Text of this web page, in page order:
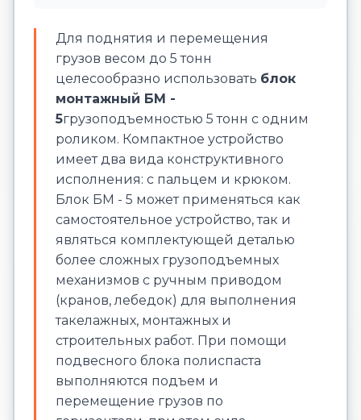
Для поднятия и перемещения
грузов весом до 5 тонн
целесообразно использовать блок
монтажный БМ -
5грузоподъемностью 5 тонн с одним
роликом. Компактное устройство
имеет два вида конструктивного
исполнения: с пальцем и крюком.
Блок БМ - 5 может применяться как
самостоятельное устройство, так и
являться комплектующей деталью
более сложных грузоподъемных
механизмов с ручным приводом
(кранов, лебедок) для выполнения
такелажных, монтажных и
строительных работ. При помощи
подвесного блока полиспаста
выполняются подъем и
перемещение грузов по